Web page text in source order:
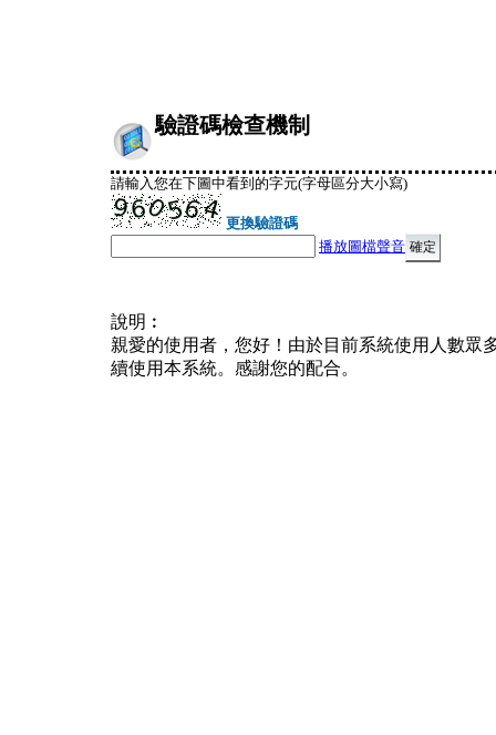
驗證碼檢查機制
請輸入您在下圖中看到的字元(字母區分大小寫)
更換驗證碼
播放圖檔聲音
說明︰
親愛的使用者，您好！由於目前系統使用人數眾
續使用本系統。感謝您的配合。